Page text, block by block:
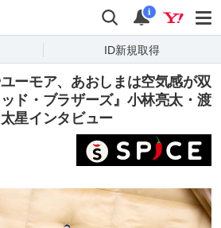
検索 通知
i
ID新規取得
ーモア、あおしまは空気感が双
ド・ブラザーズ』小林亮太・渡
星インタビュー